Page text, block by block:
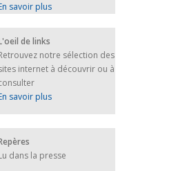
savoir plus
de links
notre sélection des
internet à découvrir ou à
savoir plus
dans la presse